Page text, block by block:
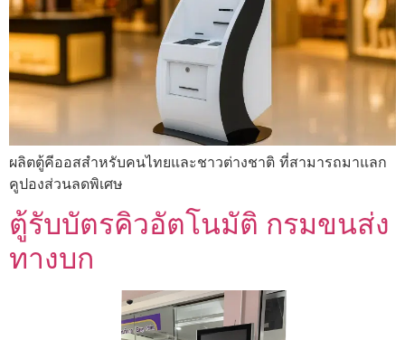
ผลิตตู้คีออสสำหรับคนไทยและชาวต่างชาติ ที่สามารถมาแลก
คูปองส่วนลดพิเศษ
ตู้รับบัตรคิวอัตโนมัติ กรมขนส่ง
ทางบก